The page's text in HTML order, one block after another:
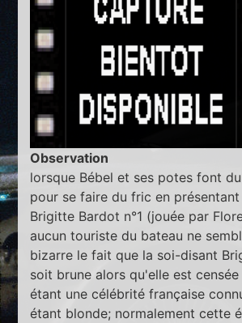
Observation
lorsque Bébel et ses potes font
pour se faire du fric en
Brigitte Bardot n°1 (jouée par
aucun touriste du bateau ne
bizarre le fait que la soi-disant
soit brune alors qu'elle est
étant une célébrité française
étant blonde; normalement cette